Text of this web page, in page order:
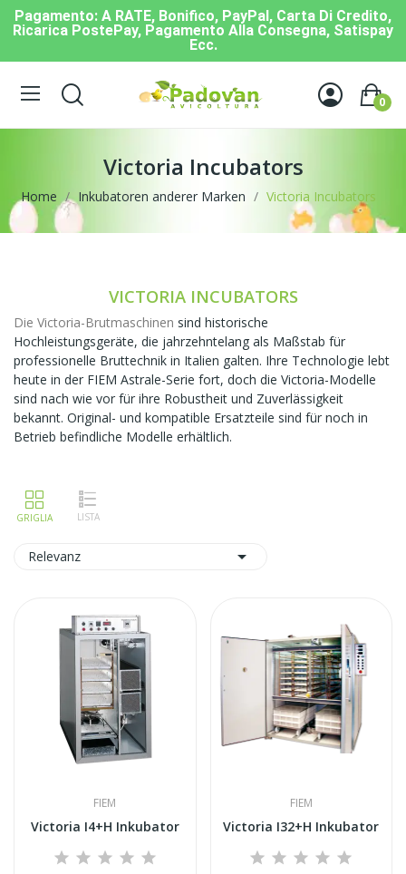
Pagamento: A RATE, Bonifico, PayPal, Carta Di Credito,
Ricarica PostePay, Pagamento Alla Consegna, Satispay
Ecc.
0
Victoria Incubators
Home Inkubatoren anderer Marken Victoria Incubators
VICTORIA INCUBATORS
Die Victoria-Brutmaschinen sind historische
Hochleistungsgeräte, die jahrzehntelang als Maßstab für
professionelle Bruttechnik in Italien galten. Ihre Technologie lebt
heute in der FIEM Astrale-Serie fort, doch die Victoria-Modelle
sind nach wie vor für ihre Robustheit und Zuverlässigkeit
bekannt. Original- und kompatible Ersatzteile sind für noch in
Betrieb befindliche Modelle erhältlich.
Relevanz 
FIEM
Victoria I4+H Inkubator
FIEM
Victoria I32+H Inkubator